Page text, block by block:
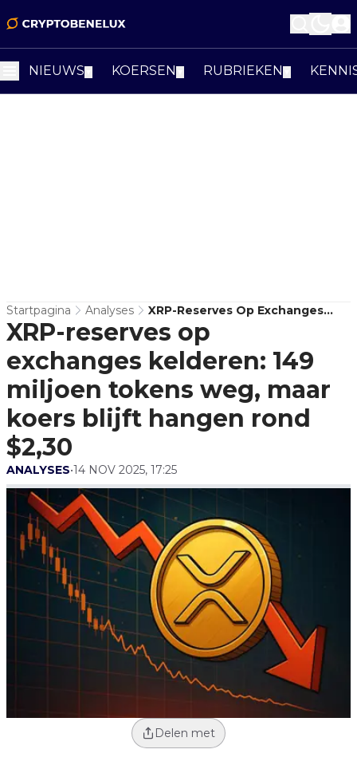
NIEUWS KOERSEN RUBRIEKEN
Startpagina Analyses
XRP-Reserves Op Exchanges
Kelderen: 149 Miljoen Tokens
Weg, Maar Koers Blijft Hangen
Rond $2,30
XRP-reserves op
exchanges kelderen: 149
miljoen tokens weg, maar
koers blijft hangen rond
$2,30
ANALYSES•14 NOV 2025, 17:25
Delen met